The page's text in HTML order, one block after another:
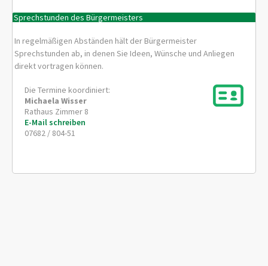
Sprechstunden des Bürgermeisters
In regelmäßigen Abständen hält der Bürgermeister
Sprechstunden ab, in denen Sie Ideen, Wünsche und Anliegen
direkt vortragen können.
Die Termine koordiniert:
Michaela Wisser
Rathaus Zimmer 8
E-Mail schreiben
07682 / 804-51